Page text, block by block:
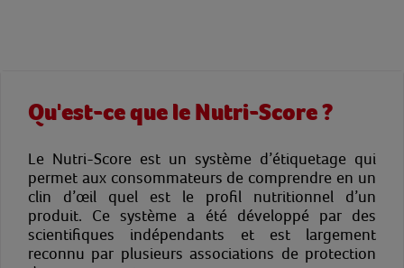
Qu'est-ce que le Nutri-Score ?
Le Nutri-Score est un système d’étiquetage qui
permet aux consommateurs de comprendre en un
clin d’œil quel est le profil nutritionnel d’un
produit. Ce système a été développé par des
scientifiques indépendants et est largement
reconnu par plusieurs associations de protection